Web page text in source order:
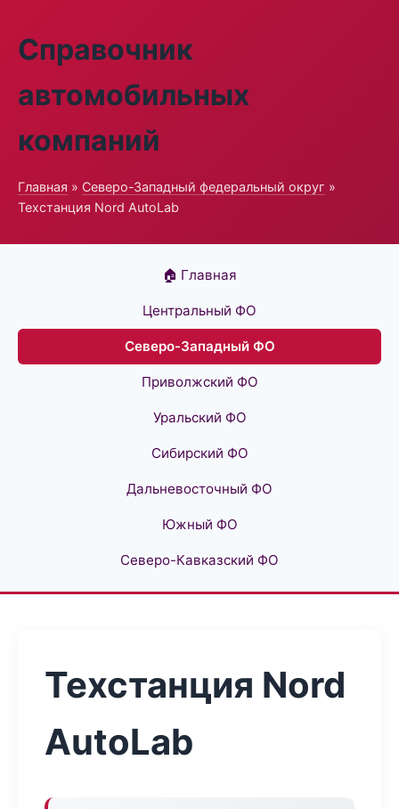
Справочник
автомобильных
компаний
Главная » Северо-Западный федеральный округ »
Техстанция Nord AutoLab
🏠 Главная
Центральный ФО
Северо-Западный ФО
Приволжский ФО
Уральский ФО
Сибирский ФО
Дальневосточный ФО
Южный ФО
Северо-Кавказский ФО
Техстанция Nord
AutoLab